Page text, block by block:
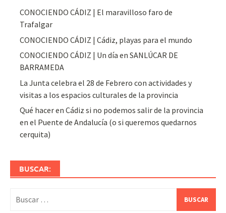
CONOCIENDO CÁDIZ | El maravilloso faro de
Trafalgar
CONOCIENDO CÁDIZ | Cádiz, playas para el mundo
CONOCIENDO CÁDIZ | Un día en SANLÚCAR DE
BARRAMEDA
La Junta celebra el 28 de Febrero con actividades y
visitas a los espacios culturales de la provincia
Qué hacer en Cádiz si no podemos salir de la provincia
en el Puente de Andalucía (o si queremos quedarnos
cerquita)
BUSCAR: